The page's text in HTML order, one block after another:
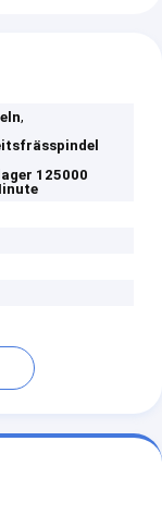
,
125000